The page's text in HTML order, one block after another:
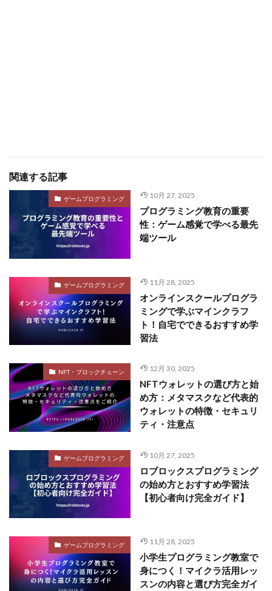
関連する記事
ゲームプログラミング 10月 27, 2025
プログラミング教育の重要
性：ゲーム感覚で学べる最先
端ツール
ゲームプログラミング 11月 28, 2025
オンラインスクールプログラ
ミングで学ぶマインクラフ
ト！自宅でできるおすすめ学
習法
NFT・ブロックチェーン 12月 30, 2025
NFTウォレットの選び方と始
め方：メタマスクなど代表的
ウォレットの特徴・セキュリ
ティ・注意点
ゲームプログラミング 10月 27, 2025
ロブロックスプログラミング
の始め方とおすすめ学習法
【初心者向け完全ガイド】
ゲームプログラミング 11月 28, 2025
小学生プログラミング教室で
身につく！マイクラ活用レッ
スンの内容と選び方完全ガイ